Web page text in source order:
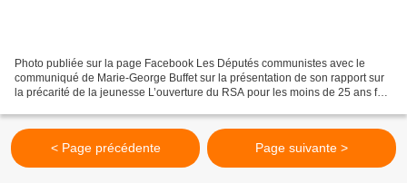
Photo publiée sur la page Facebook Les Députés communistes avec le
communiqué de Marie-George Buffet sur la présentation de son rapport sur
la précarité de la jeunesse L’ouverture du RSA pour les moins de 25 ans fait
< Page précédente Page suivante >